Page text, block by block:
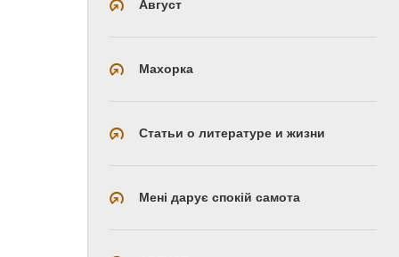
Август
Махорка
Статьи о литературе и жизни
Мені дарує спокій самота